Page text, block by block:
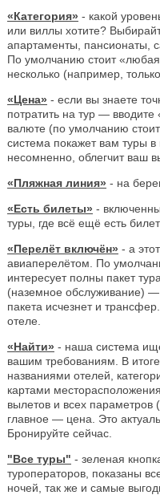
«Категория» - какой
или виллы хотите?
апартаменты, пансионаты,
По умолчанию стоит
несколько (например,
«Цена» - если вы знаете
потратить на тур —
валюте (по умолчанию
система покажет вам туры
несомненно, облегчит ваш
«Пляжная линия» - на
«Есть билеты» -
туры, где всё ещё есть
«Перелёт включён» - а
авиаперелётом. По
интересует полны пакет
(наземное обслуживание) —
пакета исчезнет и
отеле.
«Найти» - наша система
вашим требованиям. В
названиями отелей,
картами
вылетов и всех параметров
главное — цена. Это
Бронируйте сейчас.
"Все туры" - зеленая
туроператоров, показаны
ночей, так же и самые